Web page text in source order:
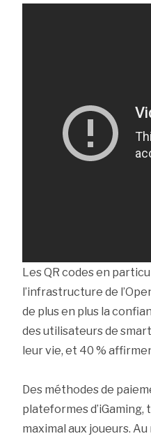
Les QR codes en
l’infrastructure de
de plus en plus la
des utilisateurs de
leur vie, et 40 %
Des méthodes de
plateformes
maximal aux joueurs.